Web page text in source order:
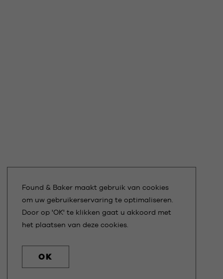
Found & Baker maakt gebruik van cookies
om uw gebruikerservaring te optimaliseren.
Door op 'OK' te klikken gaat u akkoord met
het plaatsen van deze cookies.
OK